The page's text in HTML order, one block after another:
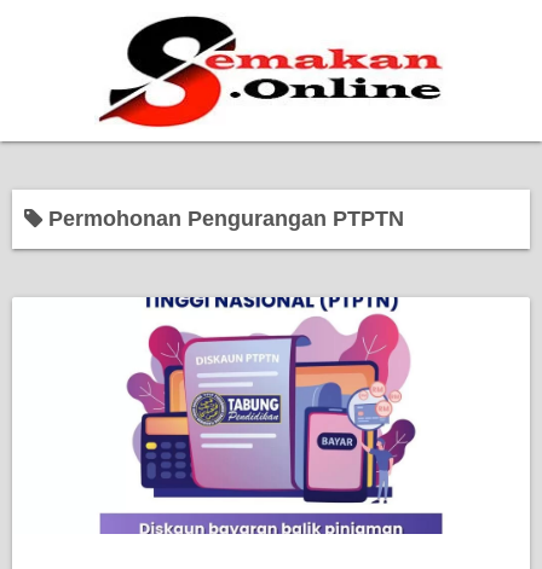
Bantuan Kerajaan
Kerja Kosong Terkini
Permohonan Pengurangan PTPTN